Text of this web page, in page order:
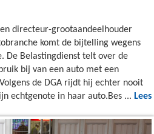
directeur-grootaandeelhouder
komt de bijtelling wegens
De Belastingdienst telt over de
bij van een auto met een
de DGA rijdt hij echter nooit
echtgenote in haar auto.Bes ... Lees